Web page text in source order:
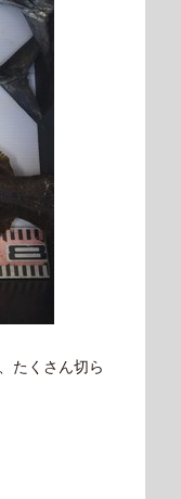
たくさん切ら